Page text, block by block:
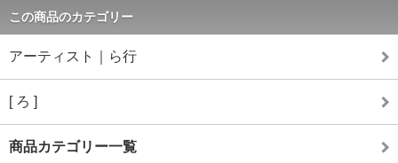
この商品のカテゴリー
アーティスト｜ら行
[ ろ ]
商品カテゴリー一覧